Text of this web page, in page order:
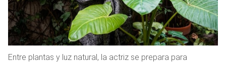
Entre plantas y luz natural, la actriz se prepara para